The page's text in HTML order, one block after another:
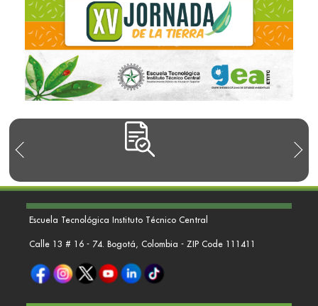
Escuela Tecnológica Instituto Técnico Central
Calle 13 # 16 - 74. Bogotá, Colombia - ZIP Code 111411